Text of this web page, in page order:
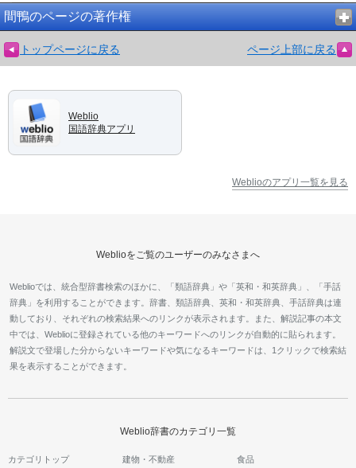
間鴨のページの著作権
トップページに戻る ページ上部に戻る
Weblio
国語辞典アプリ
Weblioのアプリ一覧を見る
Weblioをご覧のユーザーのみなさまへ
Weblioでは、統合型辞書検索のほかに、「類語辞典」や「英和・和英辞典」、「手話
辞典」を利用することができます。辞書、類語辞典、英和・和英辞典、手話辞典は連
動しており、それぞれの検索結果へのリンクが表示されます。また、解説記事の本文
中では、Weblioに登録されている他のキーワードへのリンクが自動的に貼られます。
解説文で登場した分からないキーワードや気になるキーワードは、1クリックで検索結
果を表示することができます。
Weblio辞書のカテゴリ一覧
カテゴリトップ 建物・不動産 食品